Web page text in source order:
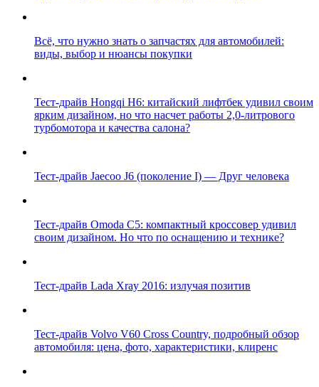
Всё, что нужно знать о запчастях для автомобилей:
виды, выбор и нюансы покупки
Тест-драйв Hongqi H6: китайский лифтбек удивил своим
ярким дизайном, но что насчет работы 2,0-литрового
турбомотора и качества салона?
Тест-драйв Jaecoo J6 (поколение I) — Друг человека
Тест-драйв Omoda C5: компактный кроссовер удивил
своим дизайном. Но что по оснащению и технике?
Тест-драйв Lada Xray 2016: излучая позитив
Тест-драйв Volvo V60 Cross Country, подробный обзор
автомобиля: цена, фото, характеристики, клиренс